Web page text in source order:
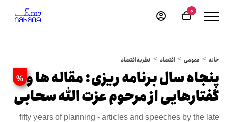
0
خانه عمومی اقتصاد نظریه اقتصاد
% پنجاه سال برنامه ریزی: مقاله ها و
گفتارهایی از مرحوم عزت الله سحابی
fifty years of planning - articles and speeches by the late